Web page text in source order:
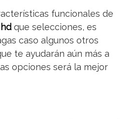
funcionales de
que selecciones, es
caso algunos otros
te ayudarán aún más a
opciones será la mejor